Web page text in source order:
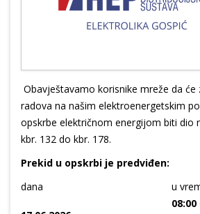
Obavještavamo korisnike mreže da će
radova na našim elektroenergetskim
opskrbe električnom energijom biti dio
kbr. 132 do kbr. 178.
Prekid u opskrbi je predviđen:
dana
u